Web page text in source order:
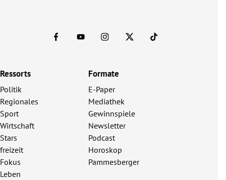
Ressorts
Politik
Regionales
Sport
Wirtschaft
Stars
freizeit
Fokus
Leben
Formate
E-Paper
Mediathek
Gewinnspiele
Newsletter
Podcast
Horoskop
Pammesberger